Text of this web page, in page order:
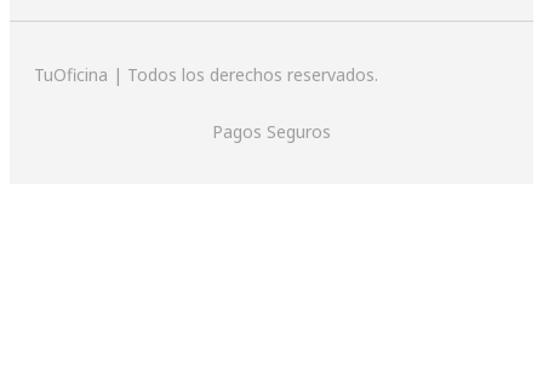
TuOficina | Todos los derechos reservados.
Pagos Seguros